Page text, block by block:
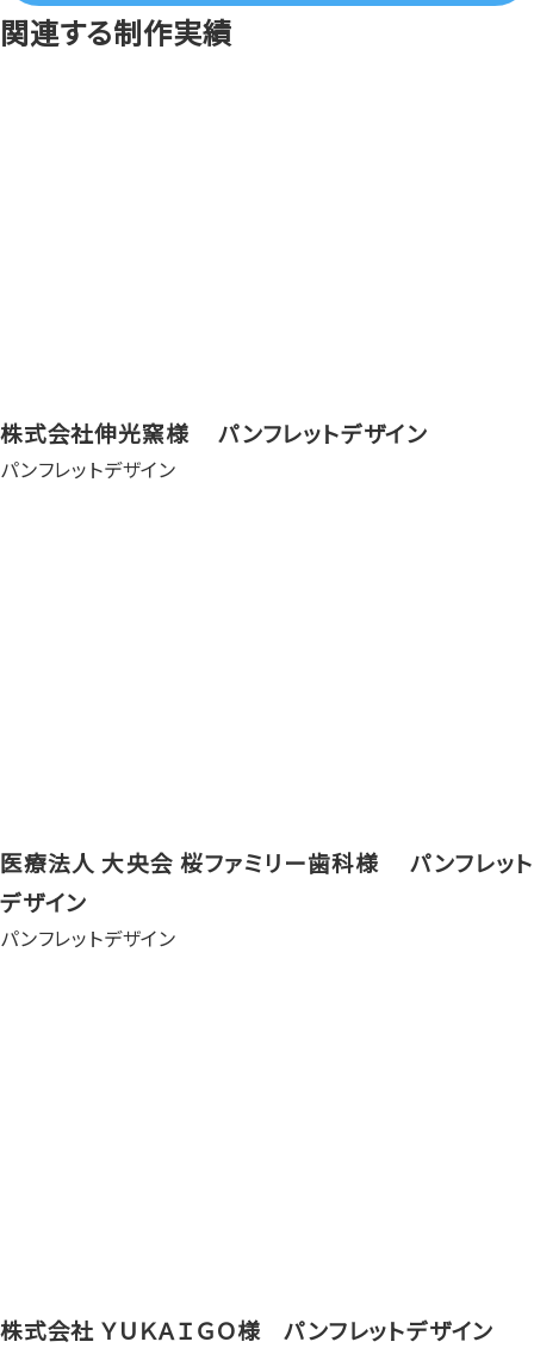
関連する制作実績
株式会社伸光窯様 パンフレットデザイン
パンフレットデザイン
医療法人 大央会 桜ファミリー歯科様 パンフレット
デザイン
パンフレットデザイン
株式会社 ＹＵＫＡＩＧＯ様 パンフレットデザイン